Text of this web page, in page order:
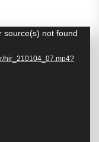
source(s) not found
hir_210104_07.mp4?